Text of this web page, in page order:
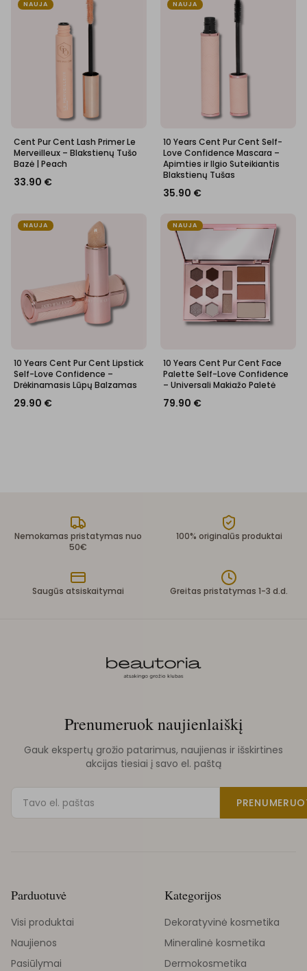
NAUJA
Cent Pur Cent Lash Primer Le
Merveilleux – Blakstienų Tušo
Bazė | Peach
33.90 €
NAUJA
10 Years Cent Pur Cent Self-
Love Confidence Mascara –
Apimties ir Ilgio Suteikiantis
Blakstienų Tušas
35.90 €
NAUJA
10 Years Cent Pur Cent Lipstick
Self-Love Confidence –
Drėkinamasis Lūpų Balzamas
29.90 €
NAUJA
10 Years Cent Pur Cent Face
Palette Self-Love Confidence
– Universali Makiažo Paletė
79.90 €
Nemokamas pristatymas nuo
50€
100% originalūs produktai
Saugūs atsiskaitymai Greitas pristatymas 1-3 d.d.
Prenumeruok naujienlaiškį
Gauk ekspertų grožio patarimus, naujienas ir išskirtines
akcijas tiesiai į savo el. paštą
Parduotuvė
Visi produktai
Naujienos
Pasiūlymai
Kategorijos
Dekoratyvinė kosmetika
Mineralinė kosmetika
Dermokosmetika